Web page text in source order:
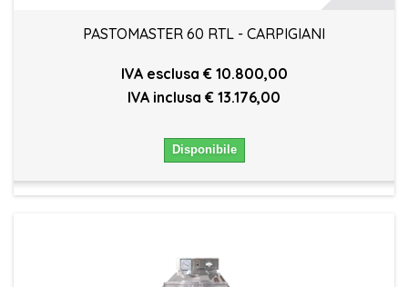
PASTOMASTER 60 RTL - CARPIGIANI
IVA esclusa € 10.800,00
IVA inclusa € 13.176,00
Disponibile